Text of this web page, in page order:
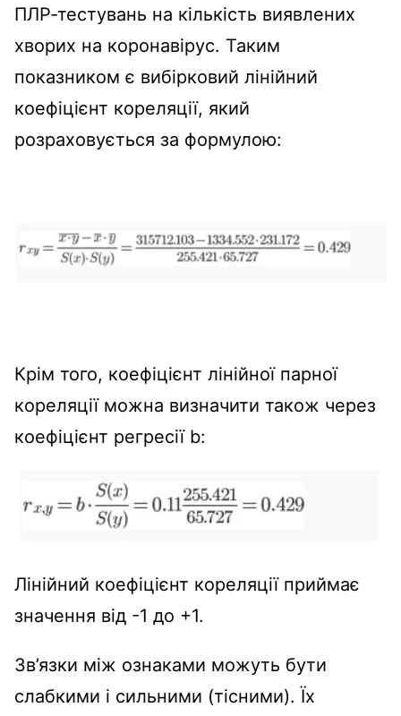
ПЛР-тестувань на кількість виявлених
хворих на коронавірус. Таким
показником є вибірковий лінійний
коефіцієнт кореляції, який
розраховується за формулою:
Крім того, коефіцієнт лінійної парної
кореляції можна визначити також через
коефіцієнт регресії b:
Лінійний коефіцієнт кореляції приймає
значення від -1 до +1.
Зв’язки між ознаками можуть бути
слабкими і сильними (тісними). Їх